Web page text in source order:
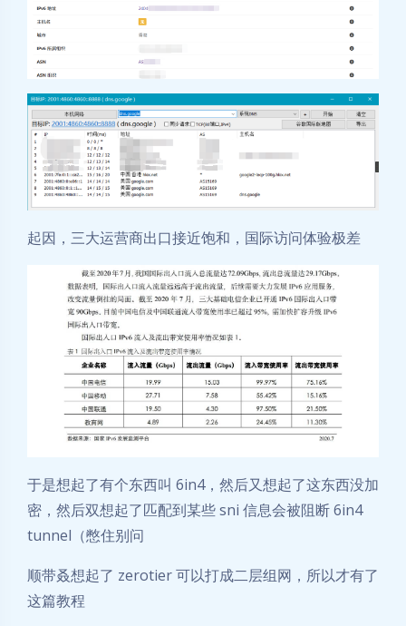
起因，三大运营商出口接近饱和，国际访问体验极差
于是想起了有个东西叫 6in4，然后又想起了这东西没加
密，然后双想起了匹配到某些 sni 信息会被阻断 6in4
tunnel（憋住别问
顺带叒想起了 zerotier 可以打成二层组网，所以才有了
这篇教程